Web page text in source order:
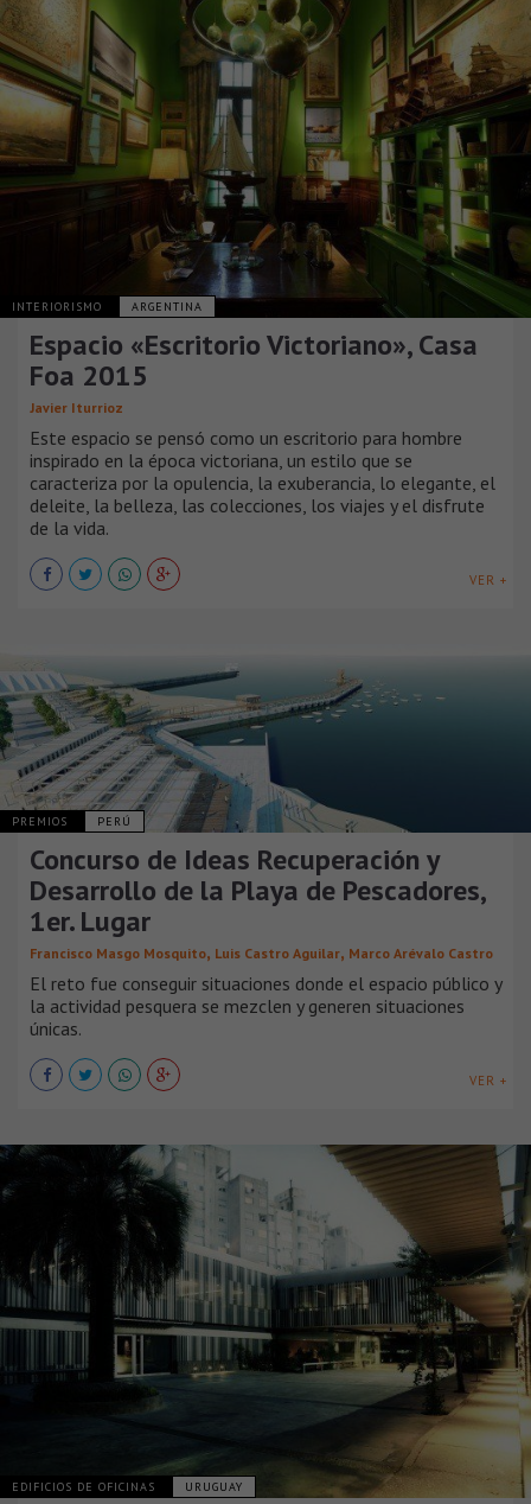
INTERIORISMO ARGENTINA
Espacio «Escritorio Victoriano», Casa
Foa 2015
Javier Iturrioz
Este espacio se pensó como un escritorio para hombre
inspirado en la época victoriana, un estilo que se
caracteriza por la opulencia, la exuberancia, lo elegante, el
deleite, la belleza, las colecciones, los viajes y el disfrute
de la vida.
VER +
PREMIOS PERÚ
Concurso de Ideas Recuperación y
Desarrollo de la Playa de Pescadores,
1er. Lugar
Francisco Masgo Mosquito, Luis Castro Aguilar, Marco Arévalo Castro
El reto fue conseguir situaciones donde el espacio público y
la actividad pesquera se mezclen y generen situaciones
únicas.
VER +
EDIFICIOS DE OFICINAS URUGUAY